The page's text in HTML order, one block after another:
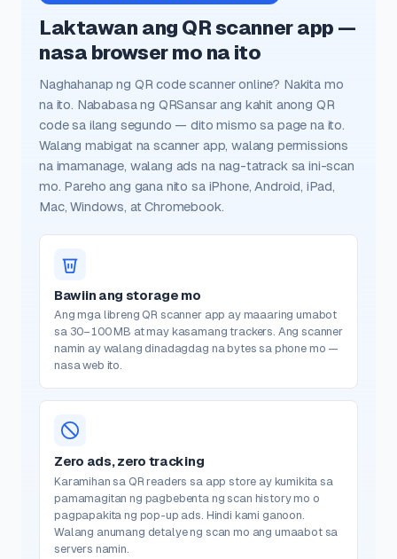
Laktawan ang QR scanner app —
nasa browser mo na ito
Naghahanap ng QR code scanner online? Nakita mo
na ito. Nababasa ng QRSansar ang kahit anong QR
code sa ilang segundo — dito mismo sa page na ito.
Walang mabigat na scanner app, walang permissions
na imamanage, walang ads na nag-tatrack sa ini-scan
mo. Pareho ang gana nito sa iPhone, Android, iPad,
Mac, Windows, at Chromebook.
Bawiin ang storage mo
Ang mga libreng QR scanner app ay maaaring umabot
sa 30–100 MB at may kasamang trackers. Ang scanner
namin ay walang dinadagdag na bytes sa phone mo —
nasa web ito.
Zero ads, zero tracking
Karamihan sa QR readers sa app store ay kumikita sa
pamamagitan ng pagbebenta ng scan history mo o
pagpapakita ng pop-up ads. Hindi kami ganoon.
Walang anumang detalye ng scan mo ang umaabot sa
servers namin.